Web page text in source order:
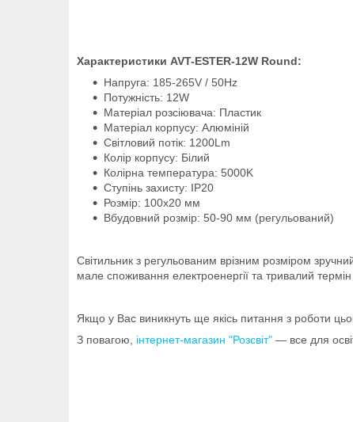
Характеристики AVT-ESTER-12W Round:
Напруга: 185-265V / 50Hz
Потужність: 12W
Матеріал розсіювача: Пластик
Матеріал корпусу: Алюміній
Світловий потік: 1200Lm
Колір корпусу: Білий
Колірна температура: 5000K
Ступінь захисту: IP20
Розмір: 100х20 мм
Вбудовний розмір: 50-90 мм (регульований)
Світильник з регульованим врізним розміром
мале споживання електроенергії та тривалий
Якщо у Вас виникнуть ще якісь питання з роботи
З повагою, інтернет-магазин "Розсвіт" — все для